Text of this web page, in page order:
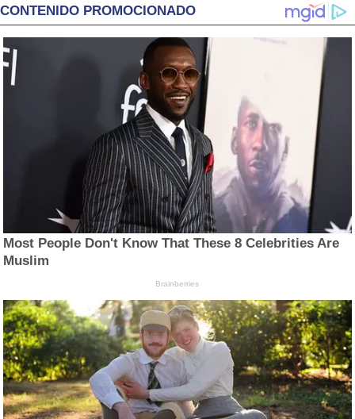
CONTENIDO PROMOCIONADO
Most People Don't Know That These 8 Celebrities Are
Muslim
Brainberries